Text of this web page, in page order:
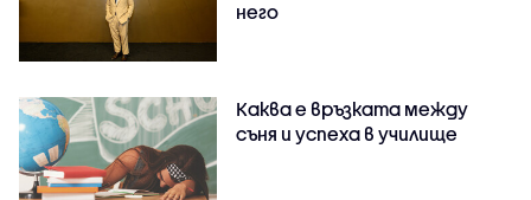
него
Каква е връзката между
съня и успеха в училище